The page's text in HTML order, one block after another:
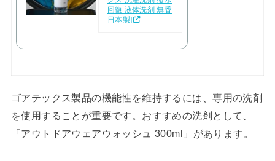
回復 液体洗剤 無香
日本製]
ゴアテックス製品の機能性を維持するには、専用の洗剤
を使用することが重要です。おすすめの洗剤として、
「アウトドアウェアウォッシュ 300ml」があります。